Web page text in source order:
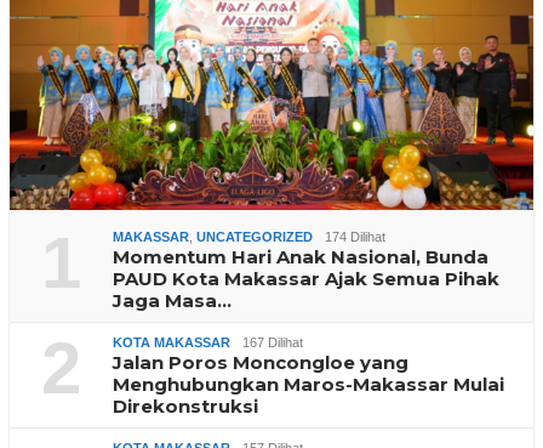
1 MAKASSAR UNCATEGORIZED 174 Dilihat
Momentum Hari Anak Nasional, Bunda
PAUD Kota Makassar Ajak Semua Pihak
Jaga Masa…
2 KOTA MAKASSAR 167 Dilihat
Jalan Poros Moncongloe yang
Menghubungkan Maros-Makassar Mulai
Direkonstruksi